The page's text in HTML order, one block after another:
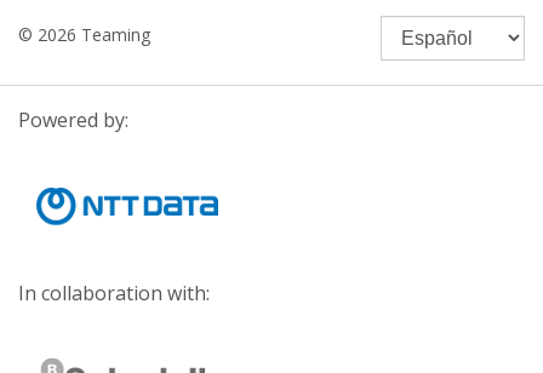
© 2026 Teaming
Powered by:
In collaboration with: